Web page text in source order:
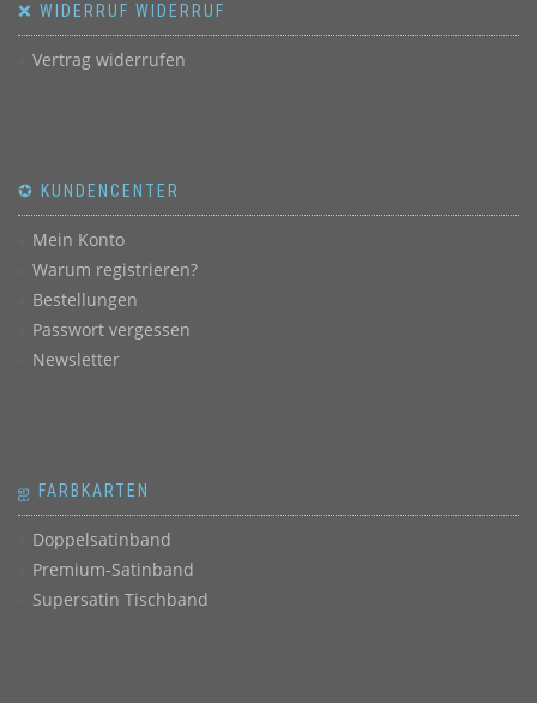
❌ WIDERRUF WIDERRUF
Vertrag widerrufen
✪ KUNDENCENTER
Mein Konto
Warum registrieren?
Bestellungen
Passwort vergessen
Newsletter
ஐ FARBKARTEN
Doppelsatinband
Premium-Satinband
Supersatin Tischband